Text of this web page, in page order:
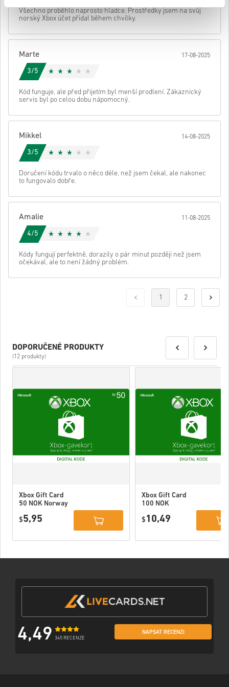
• Zadej svou e-mailovou adresu
• Vyber preferovaný způsob platby
kódu.
zrušení Poslat
Všechno proběhlo naprosto hladce. Prostředky jsem na svůj
norský Xbox účet přidal během chvilky.
Marte 17-08-2025
3/5
Kód funguje, ale před přijetím byl menší prodlení. Zákaznický
servis byl po celou dobu nápomocný.
Mikkel 14-08-2025
3/5
Doručení kódu trvalo o něco déle, než jsem čekal, ale nakonec
to fungovalo dobře.
Amalie 11-08-2025
4/5
Kódy fungují perfektně, dorazily o pár minut později než jsem
očekával, ale to není žádný problém.
1 2
DOPORUČENÉ PRODUKTY
(12 produkty)
Xbox Gift Card
50 NOK Norway
$5,95
Xbox Gift Card
100 NOK
$ 10,49
4,49 345 RECENZE
NAPSAT RECENZI